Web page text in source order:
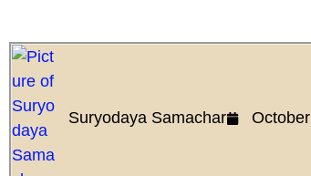
Suryodaya Samachar